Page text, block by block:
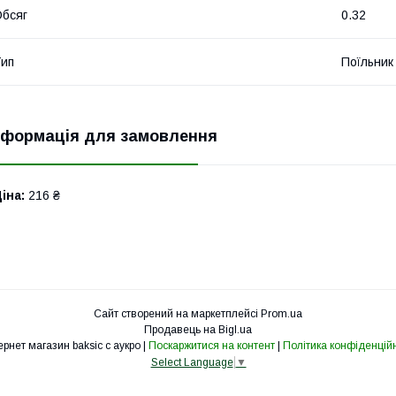
0.32
Поїльник
для замовлення
216 ₴
Сайт створений на маркетплейсі Prom.ua
Продавець на Bigl.ua
Поскаржитися на контент
Політика
Select Language ▼